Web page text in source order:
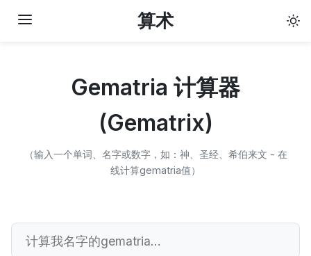
算术
Gematria 计算器
(Gematrix)
（输入一个单词、名字或数字，如：神、圣经、希伯来文 - 在
线计算gematria值）